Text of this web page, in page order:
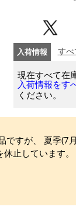
入荷情報 すべ
現在すべて在
入荷情報をす
ください。
ですが、 夏季(7
止しています。